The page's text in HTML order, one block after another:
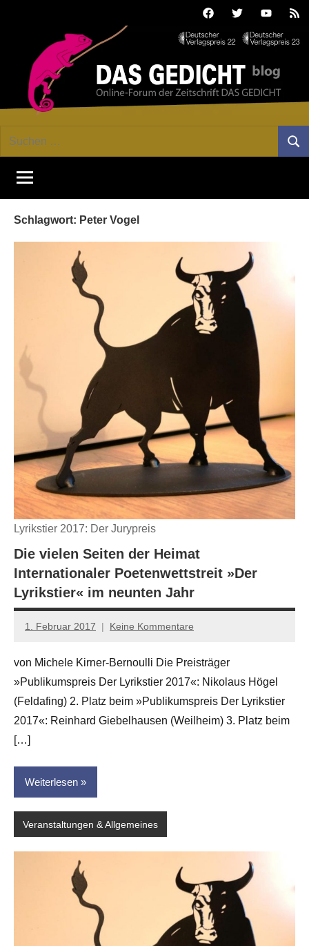
FacebookTwitterYoutube
GEDICHT
blog
Forum
von
DAS
Suchen
Schlagwort: Peter Vogel
Lyrikstier 2017: Der Jurypreis
Die vielen Seiten der Heimat
Internationaler Poetenwettstreit »Der
Lyrikstier« im neunten Jahr
1. Februar 2017
Anton
Leitner
Keine Kommentare
von Michele Kirner-Bernoulli Die Preisträger
»Publikumspreis Der Lyrikstier 2017«: Nikolaus Högel
(Feldafing) 2. Platz beim »Publikumspreis Der Lyrikstier
2017«: Reinhard Giebelhausen (Weilheim) 3. Platz beim
[…]
Weiterlesen
Veranstaltungen & Allgemeines